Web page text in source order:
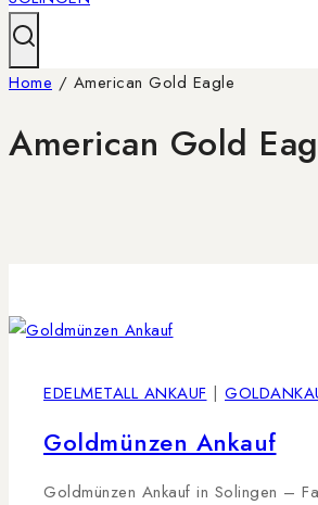
Home / American Gold Eagle
American Gold
EDELMETALL ANKAUF |
Goldmünzen Ankauf
Goldmünzen Ankauf in Solingen –